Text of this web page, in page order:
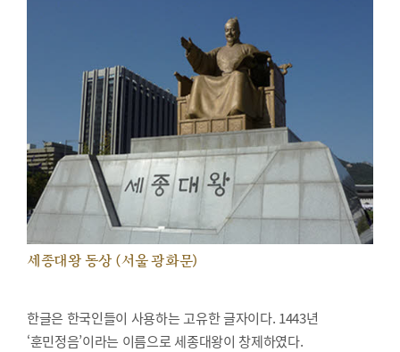
세종대왕 동상 (서울 광화문)
한글은 한국인들이 사용하는 고유한 글자이다. 1443년
‘훈민정음’이라는 이름으로 세종대왕이 창제하였다.